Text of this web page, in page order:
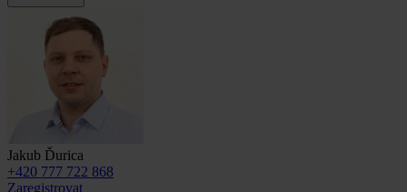
Jakub Ďurica
+420 777 722 868
Zaregistrovat